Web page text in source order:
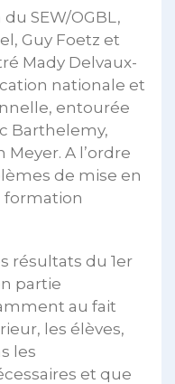
SEW/OGBL,
Guy Foetz et
Mady Delvaux-
nationale et
entourée
Barthelemy,
A l’ordre
de mise en
formation
résultats du 1er
partie
au fait
les élèves,
les
et que